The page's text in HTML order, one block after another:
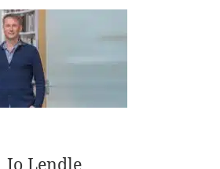
Jo Lendle